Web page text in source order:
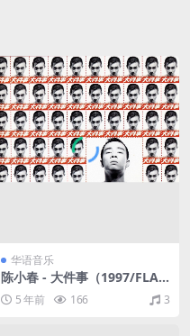
华语音乐
陈小春 - 大件事（1997/FLA
C/分轨/223M）
5 年前 166 3